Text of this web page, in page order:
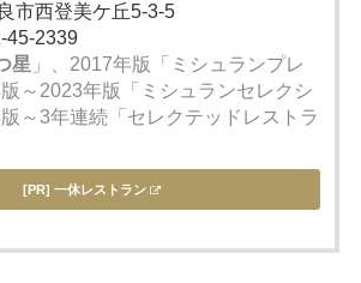
市西登美ケ丘5-3-5
45-2339
星 」、2017年版「ミシュランプレ
～2023年版「ミシュランセレクシ
～3年連続「セレクテッドレストラ
[PR] 一休レストラン